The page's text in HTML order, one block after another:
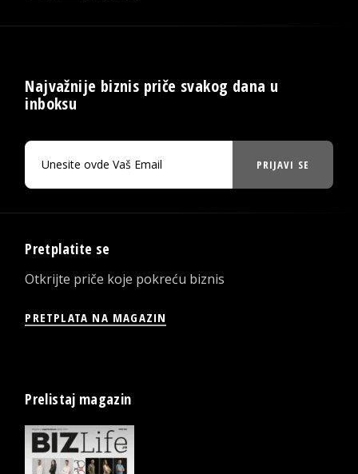
Najvažnije biznis priče svakog dana u
inboksu
PRIJAVI SE
Pretplatite se
Otkrijte priče koje pokreću biznis
PRETPLATA NA MAGAZIN
Prelistaj magazin